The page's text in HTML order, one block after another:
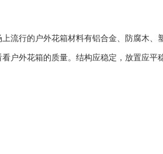
行的户外花箱材料有铝合金、防腐木、
外花箱的质量。结构应稳定，放置应平稳